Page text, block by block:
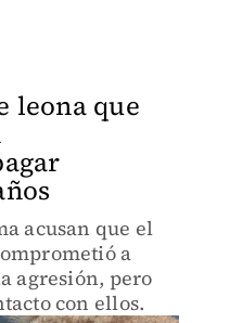
leona que
acusan que el
a
agresión, pero
con ellos.